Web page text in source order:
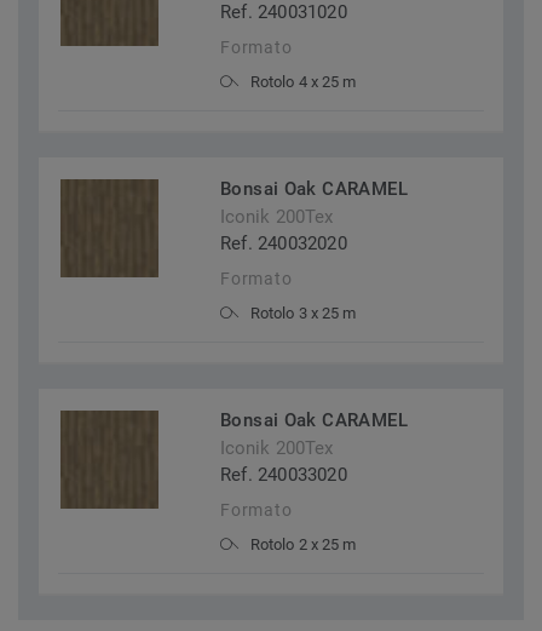
Ref. 240031020
Formato
Rotolo 4 x 25 m
Bonsai Oak CARAMEL
Iconik 200Tex
Ref. 240032020
Formato
Rotolo 3 x 25 m
Bonsai Oak CARAMEL
Iconik 200Tex
Ref. 240033020
Formato
Rotolo 2 x 25 m